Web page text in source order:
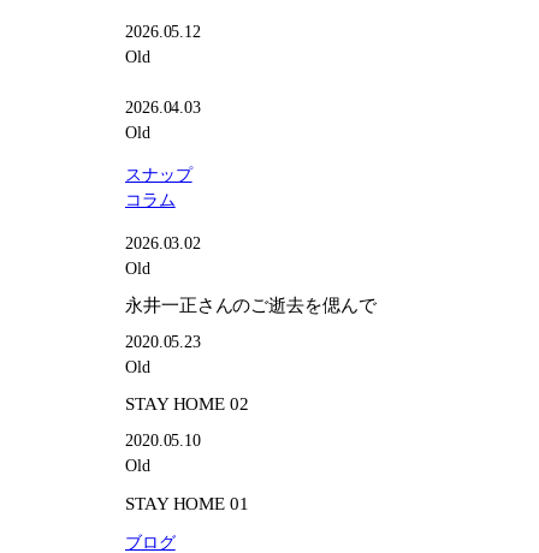
2026.05.12
Old
2026.04.03
Old
スナップ
コラム
2026.03.02
Old
永井一正さんのご逝去を偲んで
2020.05.23
Old
STAY HOME 02
2020.05.10
Old
STAY HOME 01
ブログ